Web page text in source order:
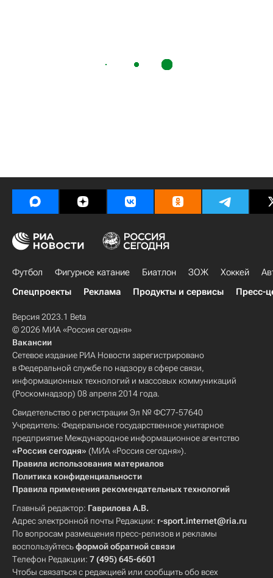
Футбол Фигурное катание Биатлон ЗОЖ Хоккей
Спецпроекты
Реклама Продукты и сервисы Пресс-
Версия 2023.1 Beta
© 2026 МИА «Россия сегодня»
Вакансии
Сетевое издание РИА Новости зарегистрировано
в Федеральной службе по надзору в сфере связи,
информационных технологий и массовых коммуникаций
(Роскомнадзор) 08 апреля 2014 года.
Свидетельство о регистрации Эл № ФС77-57640
Учредитель: Федеральное государственное унитарное
предприятие Международное информационное агентство
«Россия сегодня» (МИА «Россия сегодня»).
Правила использования материалов
Политика конфиденциальности
Правила применения рекомендательных технологий
Главный редактор: Гаврилова А.В.
Адрес электронной почты Редакции: r-sport.internet@ria.ru
По вопросам размещения пресс-релизов и рекламы
воспользуйтесьформой обратной связи
Телефон Редакции: 7 (495) 645-6601
Чтобы связаться с редакцией или сообщить обо всех